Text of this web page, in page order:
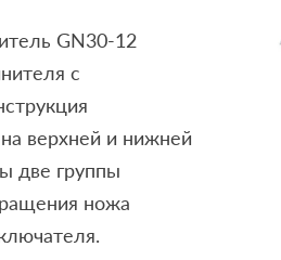
GN30-12
с
верхней и нижней
две группы
ножа